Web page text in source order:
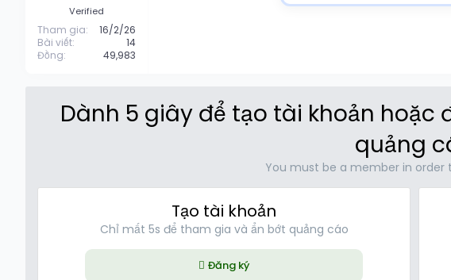
Verified
Tham gia
16/2/26
Bài viết
14
Đồng
49,983
Dành 5 giây để tạo tài khoản hoặc
quảng
You must be a member in
Tạo tài khoản
Chỉ mất 5s để tham gia và ẩn bớt quảng cáo
Đăng ký